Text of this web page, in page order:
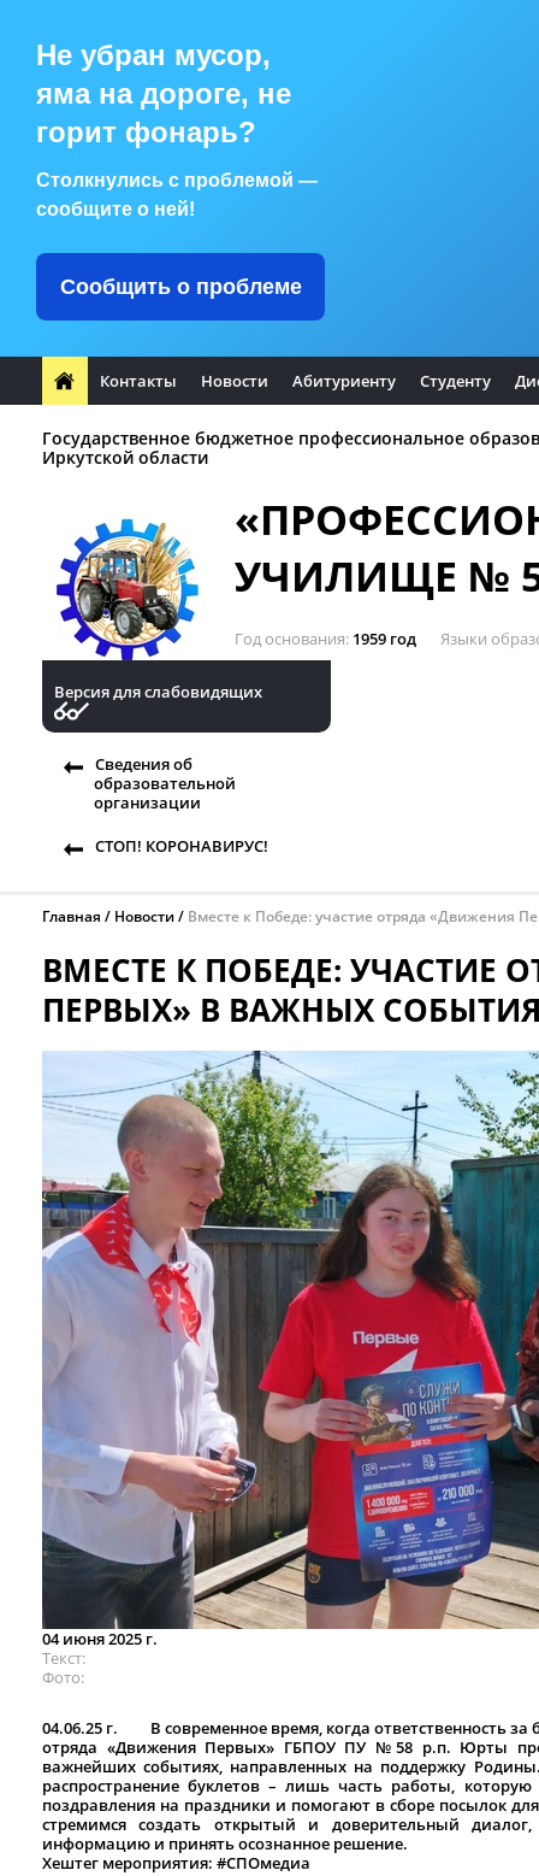
Не убран мусор,
яма на дороге, не
горит фонарь?
Столкнулись с проблемой —
сообщите о ней!
Сообщить о проблеме
Контакты Новости Абитуриенту Студенту
Государственное бюджетное профессиональное
Иркутской области
УЧИЛИЩЕ №
Год основания 1959 год Языки
Версия для слабовидящих
Сведения об
образовательной
организации
СТОП! КОРОНАВИРУС!
Главная Новости Вместе к Победе: участие отряда «Движения
ВМЕСТЕ К ПОБЕДЕ: УЧАСТИЕ
ПЕРВЫХ» В ВАЖНЫХ
04 июня 2025 г.
Текст
Фото
04.06.25 г. В современное время, когда ответственность
отряда «Движения Первых» ГБПОУ ПУ №58 р.п. Юрты
важнейших событиях, направленных на поддержку
распространение буклетов – лишь часть работы,
поздравления на праздники и помогают в сборе посылок
стремимся создать открытый и доверительный
информацию и принять осознанное решение.
Хештег мероприятия: #СПОмедиа